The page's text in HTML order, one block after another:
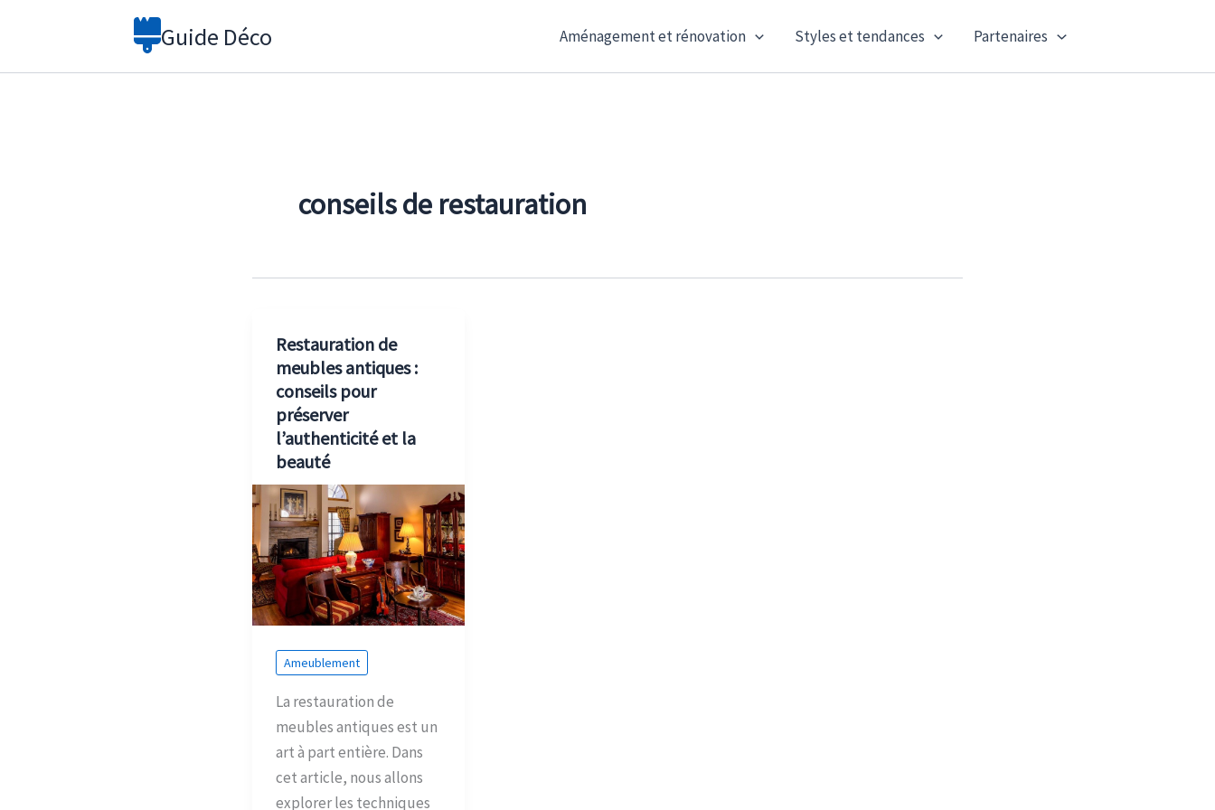
Guide Déco Aménagement et rénovation Styles et tendances Partenaires
conseils de restauration
Restauration de
meubles antiques :
conseils pour
préserver
l’authenticité et la
beauté
Ameublement
La restauration de
meubles antiques est un
art à part entière. Dans
cet article, nous allons
explorer les techniques